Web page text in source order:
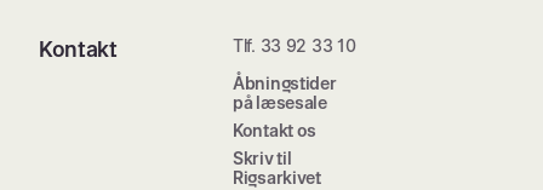
Kontakt
Tlf. 33 92 33 10
Åbningstider
på læsesale
Kontakt os
Skriv til
Rigsarkivet